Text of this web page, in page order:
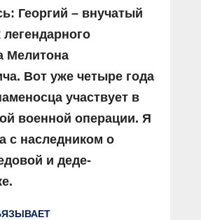
Георгий – внучатый
Мелитона
Вот уже четыре года
участвует в
военной операции. Я
с наследником о
и деде-